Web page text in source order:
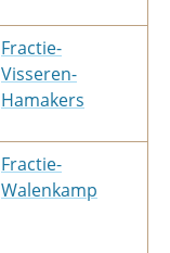
Fractie-
Visseren-
Hamakers
Fractie-
Walenkamp